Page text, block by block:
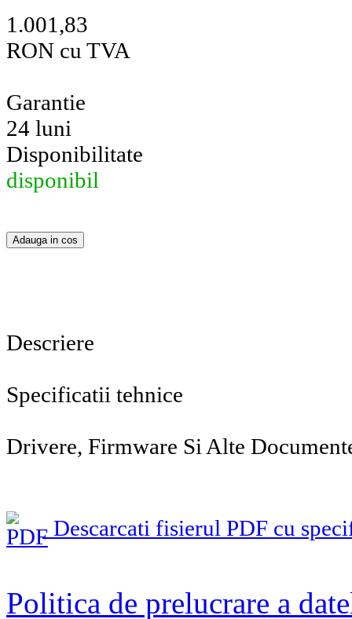
1.001,83
RON cu TVA
Garantie
24 luni
Disponibilitate
disponibil
Descriere
Specificatii tehnice
Drivere, Firmware Si Alte
Descarcati fisierul PDF cu
Politica de prelucrare a